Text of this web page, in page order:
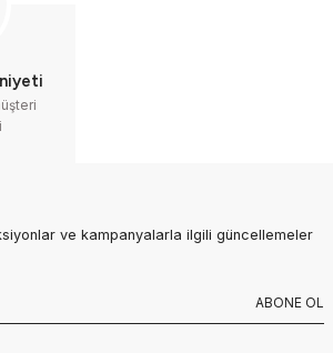
ve kampanyalarla ilgili güncellemeler
ABONE OL